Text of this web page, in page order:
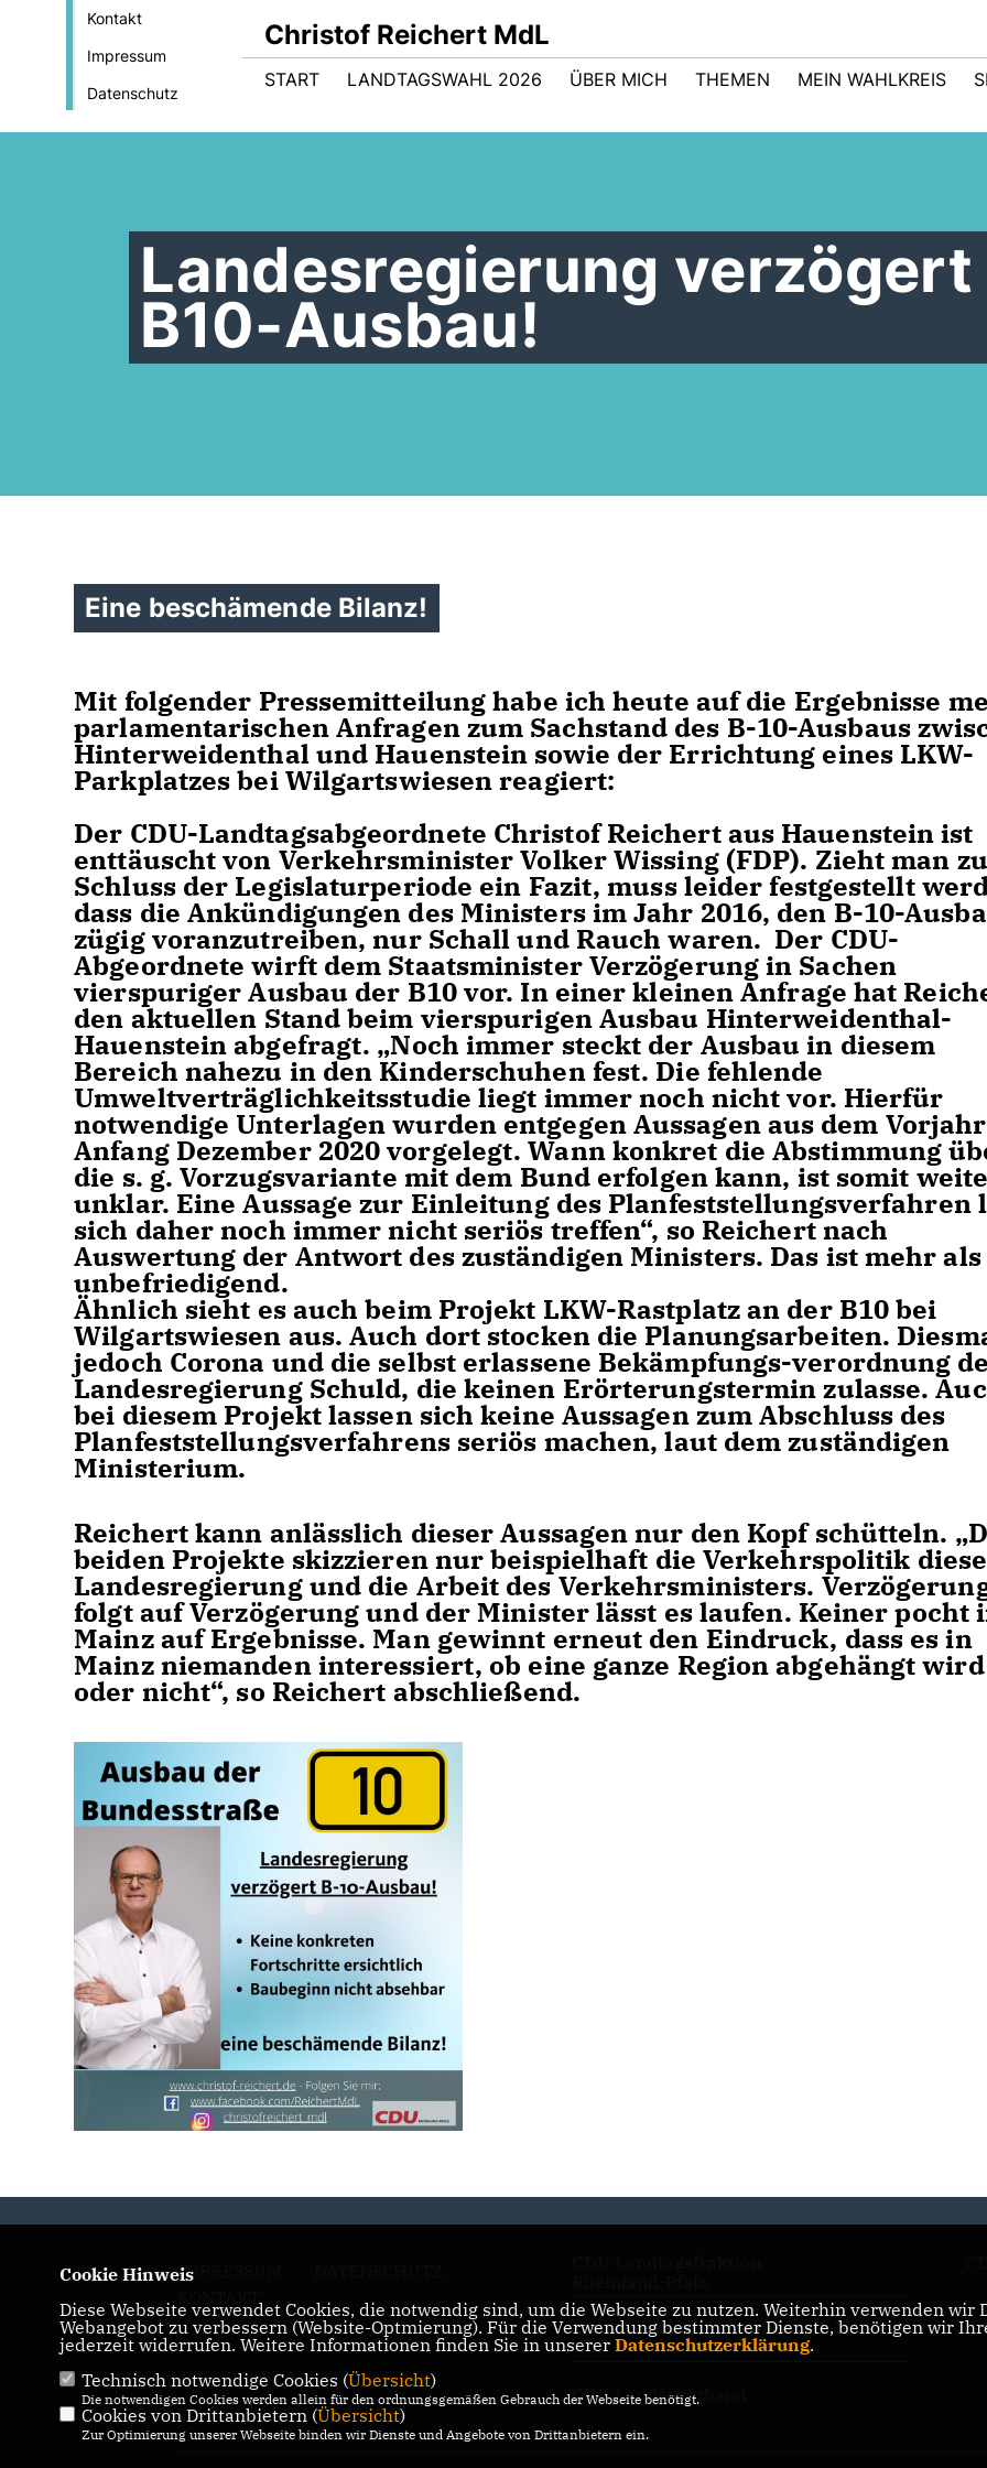
Kontakt
Impressum
Datenschutz
Christof Reichert MdL
START LANDTAGSWAHL 2026 ÜBER MICH THEMEN MEIN WAHLKREIS
Landesregierung verzögert
B10-Ausbau!
Eine beschämende Bilanz!
Mit folgender Pressemitteilung habe ich heute auf die Ergebnisse
parlamentarischen Anfragen zum Sachstand des B-10-Ausbaus
Hinterweidenthal und Hauenstein sowie der Errichtung eines LKW-
Parkplatzes bei Wilgartswiesen reagiert:
Der CDU-Landtagsabgeordnete Christof Reichert aus Hauenstein ist
enttäuscht von Verkehrsminister Volker Wissing (FDP). Zieht man
Schluss der Legislaturperiode ein Fazit, muss leider festgestellt
dass die Ankündigungen des Ministers im Jahr 2016, den B-10-
zügig voranzutreiben, nur Schall und Rauch waren. Der CDU-
Abgeordnete wirft dem Staatsminister Verzögerung in Sachen
vierspuriger Ausbau der B10 vor. In einer kleinen Anfrage hat
den aktuellen Stand beim vierspurigen Ausbau Hinterweidenthal-
Hauenstein abgefragt. „Noch immer steckt der Ausbau in diesem
Bereich nahezu in den Kinderschuhen fest. Die fehlende
Umweltverträglichkeitsstudie liegt immer noch nicht vor. Hierfür
notwendige Unterlagen wurden entgegen Aussagen aus dem
Anfang Dezember 2020 vorgelegt. Wann konkret die Abstimmung
die s. g. Vorzugsvariante mit dem Bund erfolgen kann, ist somit
unklar. Eine Aussage zur Einleitung des Planfeststellungsverfahren
sich daher noch immer nicht seriös treffen“, so Reichert nach
Auswertung der Antwort des zuständigen Ministers. Das ist mehr als
unbefriedigend.
Ähnlich sieht es auch beim Projekt LKW-Rastplatz an der B10 bei
Wilgartswiesen aus. Auch dort stocken die Planungsarbeiten.
jedoch Corona und die selbst erlassene Bekämpfungs-verordnung
Landesregierung Schuld, die keinen Erörterungstermin zulasse.
bei diesem Projekt lassen sich keine Aussagen zum Abschluss des
Planfeststellungsverfahrens seriös machen, laut dem zuständigen
Ministerium.
Reichert kann anlässlich dieser Aussagen nur den Kopf schütteln.
beiden Projekte skizzieren nur beispielhaft die Verkehrspolitik
Landesregierung und die Arbeit des Verkehrsministers.
folgt auf Verzögerung und der Minister lässt es laufen. Keiner pocht
Mainz auf Ergebnisse. Man gewinnt erneut den Eindruck, dass es in
Mainz niemanden interessiert, ob eine ganze Region abgehängt wird
oder nicht“, so Reichert abschließend.
IMPRESSUM
CDU Kreisverband Südwestpfalz
CDU Landesverband
Cookie Hinweis
Diese Webseite verwendet Cookies, die notwendig sind, um die Webseite zu nutzen. Weiterhin verwenden
Webangebot zu verbessern (Website-Optmierung). Für die Verwendung bestimmter Dienste, benötigen wir
jederzeit widerrufen. Weitere Informationen finden Sie in unserer Datenschutzerklärung.
Technisch notwendige Cookies (Übersicht)
Die notwendigen Cookies werden allein für den ordnungsgemäßen Gebrauch der Webseite benötigt.
Cookies von Drittanbietern (Übersicht)
Zur Optimierung unserer Webseite binden wir Dienste und Angebote von Drittanbietern ein.